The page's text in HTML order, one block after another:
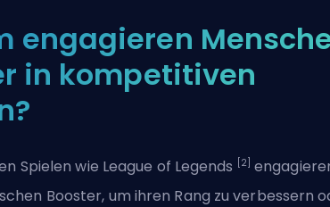
engagieren
in kompetitiven
Spielen wie League of Legends [2]
Booster, um ihren Rang zu verbessern